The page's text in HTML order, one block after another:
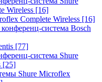
Wireless [16]
Complete Wireless [16]
система Bosch
[77]
система Shure
[25]
Shure Microflex